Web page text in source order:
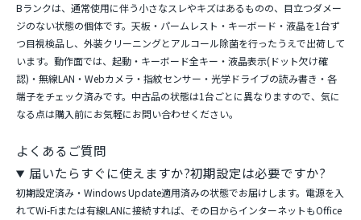
Bランクは、通常使用に伴う小さなスレやキズはあるものの、目立つダメー
ジのない状態の個体です。天板・パームレスト・キーボード・液晶を1台ず
つ目視検品し、外装クリーニングとアルコール除菌を行ったうえで出荷して
います。動作面では、起動・キーボード全キー・液晶表示(ドット欠け確
認)・無線LAN・Webカメラ・指紋センサー・光学ドライブの読み書き・各
端子をチェック済みです。中古品の状態は1台ごとに異なりますので、気に
なる点は購入前にお気軽にお問い合わせください。
よくあるご質問
届いたらすぐに使えますか?初期設定は必要ですか?
初期設定済み・Windows Update適用済みの状態でお届けします。電源を入
れてWi-Fiまたは有線LANに接続すれば、その日からインターネットもOffice